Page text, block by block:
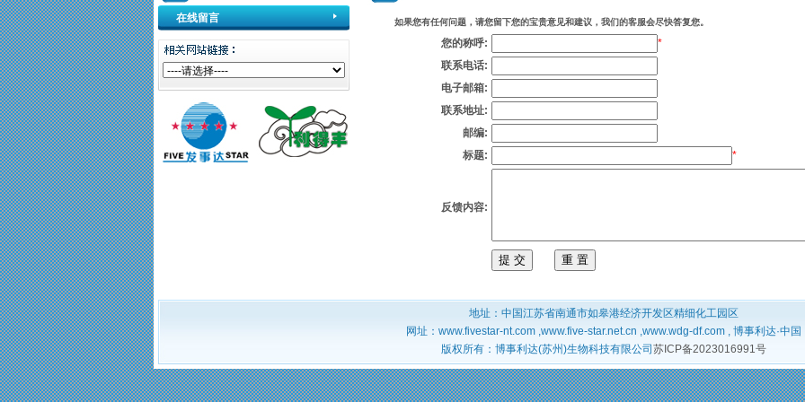
在线留言 如果您有任何问题，请您留下您的宝贵意见和建议，我们的客服会尽快答复您。
您的称呼:
*
联系电话:
电子邮箱:
联系地址:
邮编:
标题:
*
反馈内容:
地址：中国江苏省南通市如皋港经济开发区精细化工园区
网址：www.fivestar-nt.com ,www.five-star.net.cn ,www.wdg-df.com , 博事利达·中国
版权所有：博事利达(苏州)生物科技有限公司 苏ICP备2023016991号